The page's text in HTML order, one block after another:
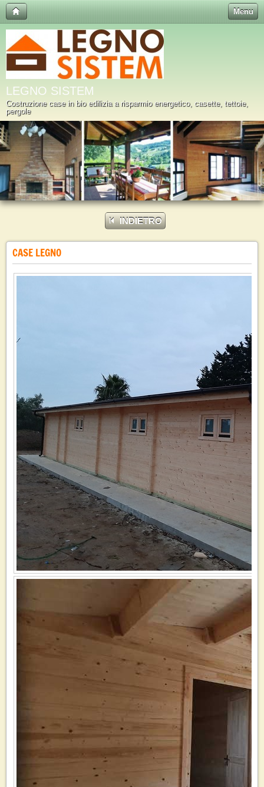
Menu
LEGNO SISTEM
Costruzione case in bio edilizia a risparmio energetico, casette, tettoie,
pergole
INDIETRO
CASE LEGNO